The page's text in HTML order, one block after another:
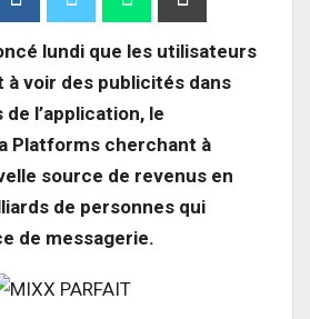
lundi que les utilisateurs
voir des publicités dans
l’application, le
Platforms cherchant à
source de revenus en
de personnes qui
de messagerie.